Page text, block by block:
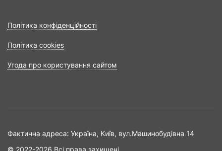
Політика конфіденційності
Політика cookies
Угода про користування сайтом
© 2022-2026 Всі права захищені.
Фактична адреса: Україна, Київ, вул.Машинобудівна 14